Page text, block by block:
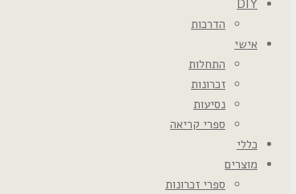
DIY
הדרכות
אישי
התחלות
זכרונות
נסיעות
ספרי קריאה
כללי
מוצרים
ספרי זכרונות